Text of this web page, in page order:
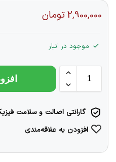
2,900,000تومان
موجود در انبار
گارانتی اصالت و سلامت
افزودن به علاقه‌مندی